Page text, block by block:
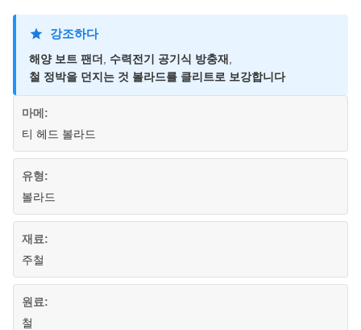
강조하다
해양 보트 팬더 수력전기 공기식 방충재
철 정박을 던지는 것 볼라드를 클리트로 보강합니다
마메:
티 헤드 볼라드
유형:
볼라드
재료:
주철
원료:
철